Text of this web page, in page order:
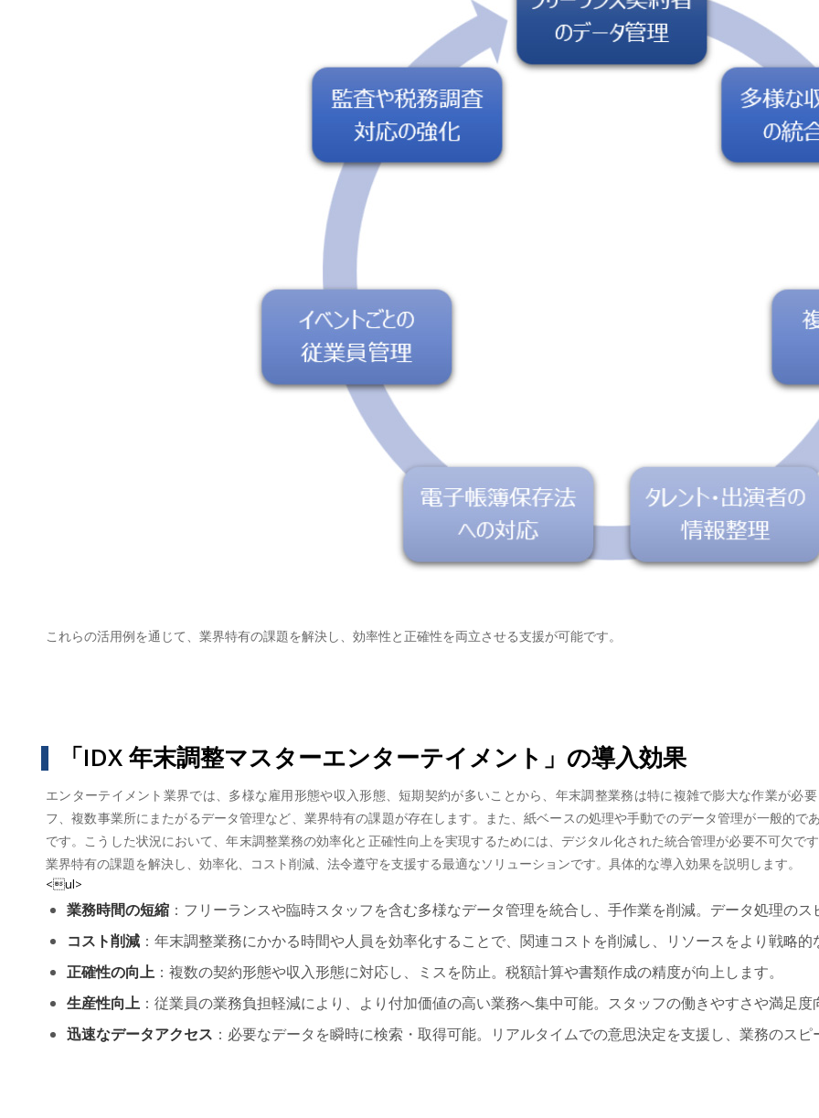
これらの活用例を通じて、業界特有の課題を解決し、効率性と正確性を両立させる支援が可能です。
「IDX 年末調整マスターエンターテイメント」の導入効果
エンターテイメント業界では、多様な雇用形態や収入形態、短期契約が多いことから、年末調整業務は特に複雑で膨大な作業が必
フ、複数事業所にまたがるデータ管理など、業界特有の課題が存在します。また、紙ベースの処理や手動でのデータ管理が一般的
です。こうした状況において、年末調整業務の効率化と正確性向上を実現するためには、デジタル化された統合管理が必要不可欠で
業界特有の課題を解決し、効率化、コスト削減、法令遵守を支援する最適なソリューションです。具体的な導入効果を説明します。
<ul>
業務時間の短縮 ：フリーランスや臨時スタッフを含む多様なデータ管理を統合し、手作業を削減。データ処理のス
コスト削減 ：年末調整業務にかかる時間や人員を効率化することで、関連コストを削減し、リソースをより戦略的
正確性の向上 ：複数の契約形態や収入形態に対応し、ミスを防止。税額計算や書類作成の精度が向上します。
生産性向上 ：従業員の業務負担軽減により、より付加価値の高い業務へ集中可能。スタッフの働きやすさや満足度
迅速なデータアクセス ：必要なデータを瞬時に検索・取得可能。リアルタイムでの意思決定を支援し、業務のスピ